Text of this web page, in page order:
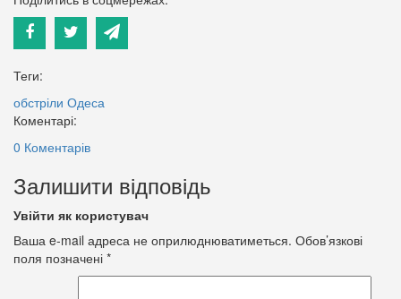
Теги:
обстріли Одеса
Коментарі:
0 Коментарів
Залишити відповідь
Увійти як користувач
Ваша e-mail адреса не оприлюднюватиметься. Обов’язкові
поля позначені *